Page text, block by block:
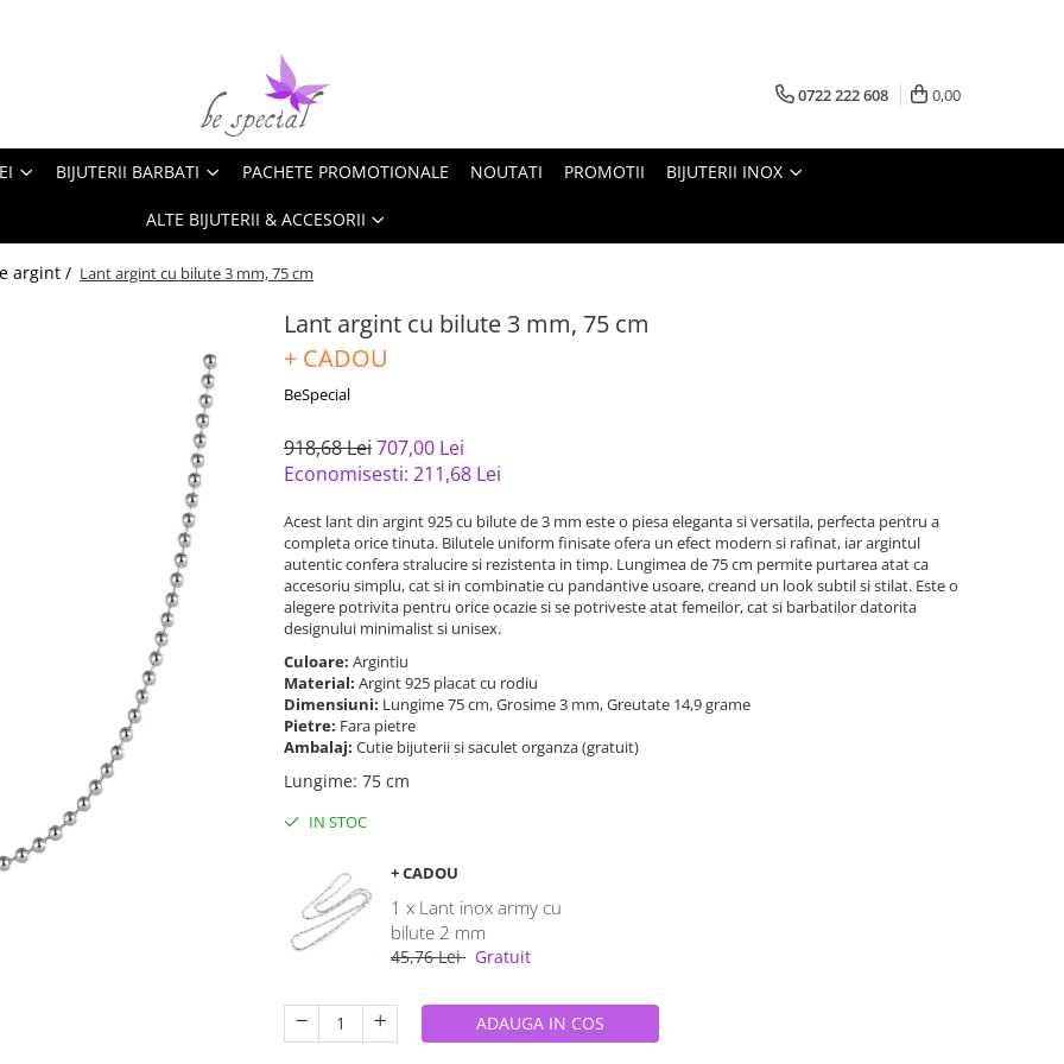
0722 222 608 0,00
BIJUTERII BARBATI PACHETE PROMOTIONALE NOUTATI PROMOTII BIJUTERII INOX
ALTE BIJUTERII & ACCESORII
argint / Lant argint cu bilute 3 mm, 75 cm
Lant argint cu bilute 3 mm, 75 cm
+ CADOU
BeSpecial
918,68 Lei707,00 Lei
Economisesti: 211,68 Lei
Acest lant din argint 925 cu bilute de 3 mm este o piesa eleganta si versatila, perfecta pentru a
completa orice tinuta. Bilutele uniform finisate ofera un efect modern si rafinat, iar argintul
autentic confera stralucire si rezistenta in timp. Lungimea de 75 cm permite purtarea atat ca
accesoriu simplu, cat si in combinatie cu pandantive usoare, creand un look subtil si stilat. Este o
alegere potrivita pentru orice ocazie si se potriveste atat femeilor, cat si barbatilor datorita
designului minimalist si unisex.
Culoare: Argintiu
Material: Argint 925 placat cu rodiu
Dimensiuni: Lungime 75 cm, Grosime 3 mm, Greutate 14,9 grame
Pietre: Fara pietre
Ambalaj: Cutie bijuterii si saculet organza (gratuit)
Lungime: 75 cm
IN STOC
+ CADOU
1 x Lant inox army cu
bilute 2 mm
45,76 Lei Gratuit
ADAUGA IN COS